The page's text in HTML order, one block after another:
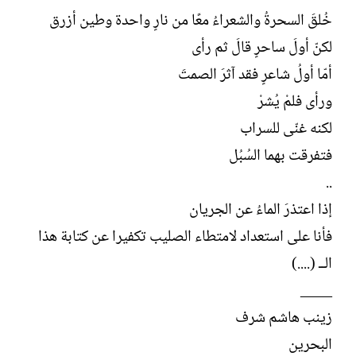
خُلقَ السحرةُ والشعراءُ معًا من نارٍ واحدة وطين أزرق
لكنّ أولَ ساحرٍ قالَ ثم رأى
أمّا أولُ شاعرٍ فقد آثرَ الصمتَ
ورأى فلمْ يُشرْ
لكنه غنّى للسراب
فتفرقت بهما السُبُل
..
إذا اعتذرَ الماءُ عن الجريان
فأنا على استعداد لامتطاء الصليب تكفيرا عن كتابة هذا
الــ (....)
____
زينب هاشم شرف
البحرين